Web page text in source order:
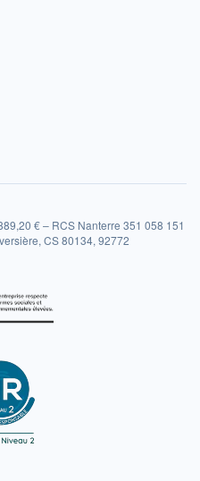
€ – RCS Nanterre 351 058 151
CS 80134, 92772